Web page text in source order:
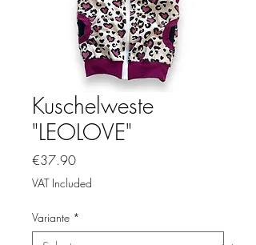
Kuschelweste
"LEOLOVE"
€37.90Price
VAT Included
Variante *